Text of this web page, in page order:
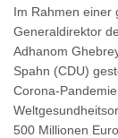
Im Rahmen einer
Generaldirektor
Adhanom
Spahn (CDU)
Corona-
500 Millionen